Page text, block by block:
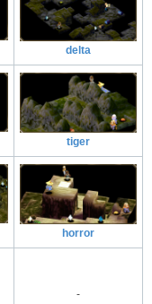
delta
tiger
horror
-